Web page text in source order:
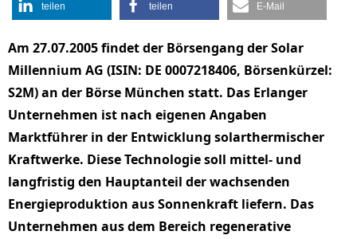
teilen teilen E-Mail
Am 27.07.2005 findet der Börsengang der Solar
Millennium AG (ISIN: DE 0007218406, Börsenkürzel:
S2M) an der Börse München statt. Das Erlanger
Unternehmen ist nach eigenen Angaben
Marktführer in der Entwicklung solarthermischer
Kraftwerke. Diese Technologie soll mittel- und
langfristig den Hauptanteil der wachsenden
Energieproduktion aus Sonnenkraft liefern. Das
Unternehmen aus dem Bereich regenerative